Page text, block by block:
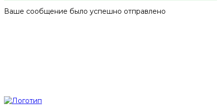
Ваше сообщение было успешно отправлено